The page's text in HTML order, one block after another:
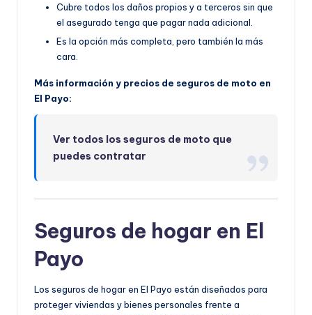
Cubre todos los daños propios y a terceros sin que
el asegurado tenga que pagar nada adicional.
Es la opción más completa, pero también la más
cara.
Más información y precios de seguros de moto en
El Payo:
Ver todos los seguros de moto que
puedes contratar
Seguros de hogar en El
Payo
Los seguros de hogar en El Payo están diseñados para
proteger viviendas y bienes personales frente a